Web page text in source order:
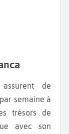
assurent de
par semaine à
trésors de
avec son